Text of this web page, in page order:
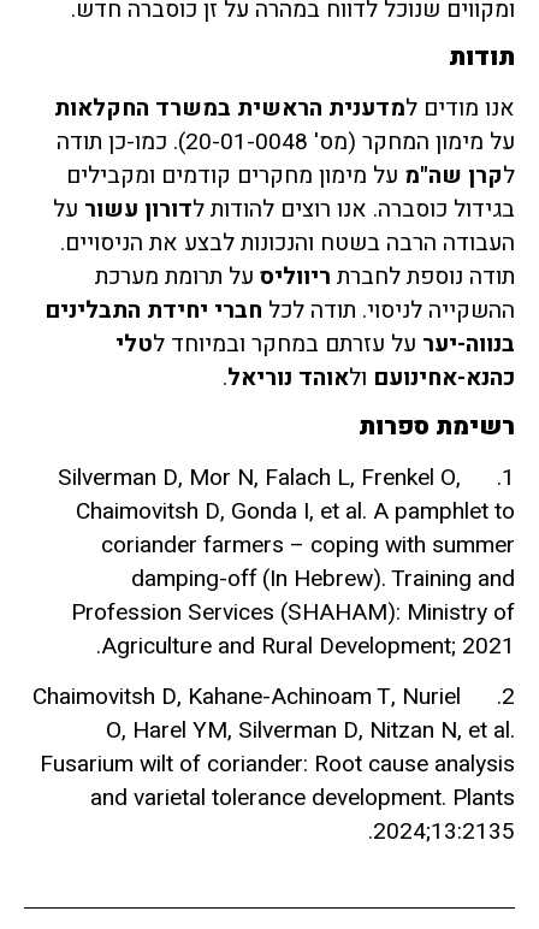
ומקווים שנוכל לדווח במהרה על זן כוסברה חדש.
תודות
אנו מודים למדענית הראשית במשרד החקלאות
על מימון המחקר (מס' 20-01-0048). כמו-כן תודה
לקרן שה"מ על מימון מחקרים קודמים ומקבילים
בגידול כוסברה. אנו רוצים להודות לדורון עשור על
העבודה הרבה בשטח והנכונות לבצע את הניסויים.
תודה נוספת לחברת ריווליס על תרומת מערכת
ההשקייה לניסוי. תודה לכל חברי יחידת התבלינים
בנווה-יער על עזרתם במחקר ובמיוחד לטלי
כהנא-אחינועם ולאוהד נוריאל.
רשימת ספרות
1. Silverman D, Mor N, Falach L, Frenkel O,
Chaimovitsh D, Gonda I, et al. A pamphlet to
coriander farmers – coping with summer
damping-off (In Hebrew). Training and
Profession Services (SHAHAM): Ministry of
Agriculture and Rural Development; 2021.
2. Chaimovitsh D, Kahane-Achinoam T, Nuriel
O, Harel YM, Silverman D, Nitzan N, et al.
Fusarium wilt of coriander: Root cause analysis
and varietal tolerance development. Plants
2024;13:2135.